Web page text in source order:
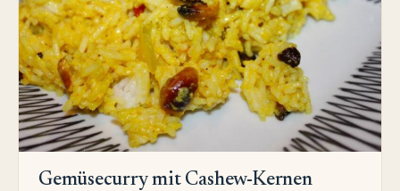
Gemüsecurry mit Cashew-Kernen